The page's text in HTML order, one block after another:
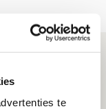
te
Godts in